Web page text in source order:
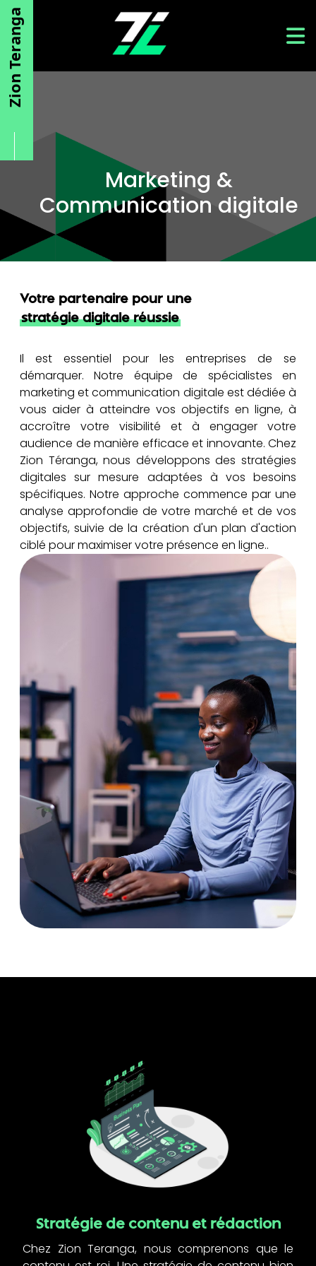
Aller au contenu principal
Zion Teranga
Marketing &
Communication digitale
Votre partenaire pour une
stratégie digitale réussie
Il est essentiel pour les entreprises de se
démarquer. Notre équipe de spécialistes en
marketing et communication digitale est dédiée à
vous aider à atteindre vos objectifs en ligne, à
accroître votre visibilité et à engager votre
audience de manière efficace et innovante. Chez
Zion Téranga, nous développons des stratégies
digitales sur mesure adaptées à vos besoins
spécifiques. Notre approche commence par une
analyse approfondie de votre marché et de vos
objectifs, suivie de la création d'un plan d'action
ciblé pour maximiser votre présence en ligne..
Stratégie de contenu et rédaction
Chez Zion Teranga, nous comprenons que le